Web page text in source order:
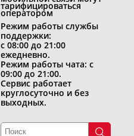
тарифицироваться
оператором
Режим работы службы
поддержки:
с 08:00 до 21:00
ежедневно.
Режим работы чата: с
09:00 до 21:00.
Сервис работает
круглосуточно и без
выходных.